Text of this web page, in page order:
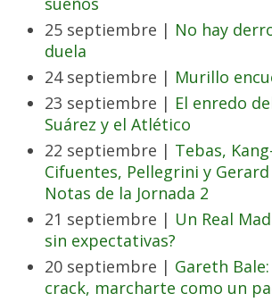
25 septiembre | No hay
duela
24 septiembre | Murillo
23 septiembre | El enredo
Suárez y el Atlético
22 septiembre | Tebas,
Cifuentes, Pellegrini y
Notas de la Jornada 2
21 septiembre | Un Real
sin expectativas?
20 septiembre | Gareth
crack, marcharte como un